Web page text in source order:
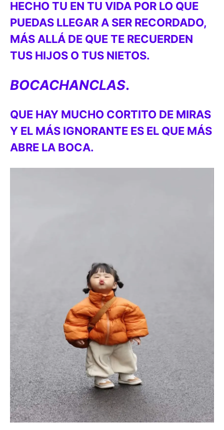
HECHO TU EN TU VIDA POR LO QUE
PUEDAS LLEGAR A SER RECORDADO,
MÁS ALLÁ DE QUE TE RECUERDEN
TUS HIJOS O TUS NIETOS.
BOCACHANCLAS.
QUE HAY MUCHO CORTITO DE MIRAS
Y EL MÁS IGNORANTE ES EL QUE MÁS
ABRE LA BOCA.